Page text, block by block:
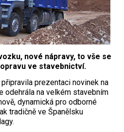
nové nápravy, to vše se
ve stavebnictví.
prezentaci novinek na
odehrála na velkém stavebním
dynamická pro odborné
tradičně ve Španělsku